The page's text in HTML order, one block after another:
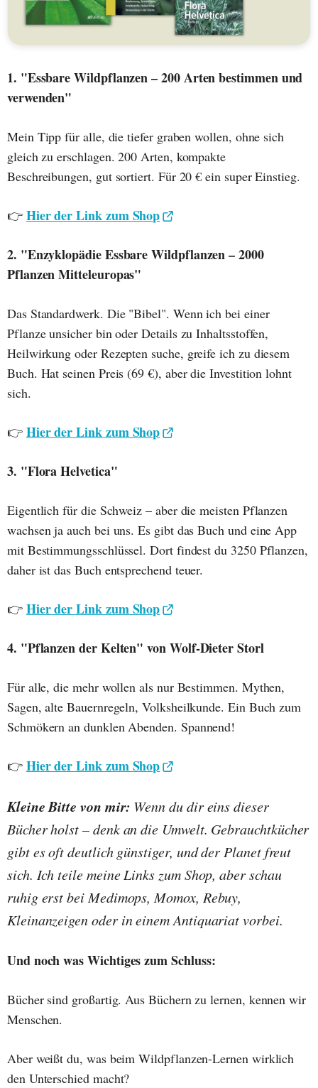
1. "Essbare Wildpflanzen – 200 Arten bestimmen und
verwenden"
Mein Tipp für alle, die tiefer graben wollen, ohne sich
gleich zu erschlagen. 200 Arten, kompakte
Beschreibungen, gut sortiert. Für 20 € ein super Einstieg.
👉 Hier der Link zum Shop
2. "Enzyklopädie Essbare Wildpflanzen – 2000
Pflanzen Mitteleuropas"
Das Standardwerk. Die "Bibel". Wenn ich bei einer
Pflanze unsicher bin oder Details zu Inhaltsstoffen,
Heilwirkung oder Rezepten suche, greife ich zu diesem
Buch. Hat seinen Preis (69 €), aber die Investition lohnt
sich.
👉 Hier der Link zum Shop
3. "Flora Helvetica"
Eigentlich für die Schweiz – aber die meisten Pflanzen
wachsen ja auch bei uns. Es gibt das Buch und eine App
mit Bestimmungsschlüssel. Dort findest du 3250 Pflanzen,
daher ist das Buch entsprechend teuer.
👉 Hier der Link zum Shop
4. "Pflanzen der Kelten" von Wolf-Dieter Storl
Für alle, die mehr wollen als nur Bestimmen. Mythen,
Sagen, alte Bauernregeln, Volksheilkunde. Ein Buch zum
Schmökern an dunklen Abenden. Spannend!
👉 Hier der Link zum Shop
Kleine Bitte von mir: Wenn du dir eins dieser
Bücher holst – denk an die Umwelt. Gebrauchtkücher
gibt es oft deutlich günstiger, und der Planet freut
sich. Ich teile meine Links zum Shop, aber schau
ruhig erst bei Medimops, Momox, Rebuy,
Kleinanzeigen oder in einem Antiquariat vorbei.
Und noch was Wichtiges zum Schluss:
Bücher sind großartig. Aus Büchern zu lernen, kennen wir
Menschen.
Aber weißt du, was beim Wildpflanzen-Lernen wirklich
den Unterschied macht?